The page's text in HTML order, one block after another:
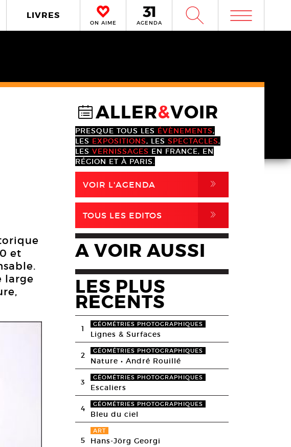
LIVRES
ON AIME AGENDA W m
et
large
@ALLER&VOIR
PRESQUE TOUS LES ÉVÈNEMENTS,
LES EXPOSITIONS, LES SPECTACLES,
LES VERNISSAGES EN FRANCE, EN
RÉGION ET À PARIS.
VOIR L'AGENDA ,
TOUS LES EDITOS ,
A VOIR AUSSI
LES PLUS
RECENTS
1 GÉOMÉTRIES PHOTOGRAPHIQUES
Lignes & Surfaces
2 GÉOMÉTRIES PHOTOGRAPHIQUES
Nature • André Rouillé
3 GÉOMÉTRIES PHOTOGRAPHIQUES
Escaliers
4 GÉOMÉTRIES PHOTOGRAPHIQUES
Bleu du ciel
5
ART
Hans-Jörg Georgi